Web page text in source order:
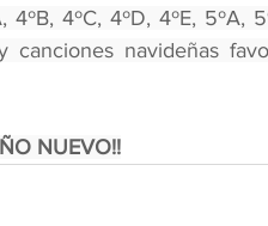
4ºB, 4ºC, 4ºD, 4ºE, 5ºA,
canciones navideñas
NUEVO!!